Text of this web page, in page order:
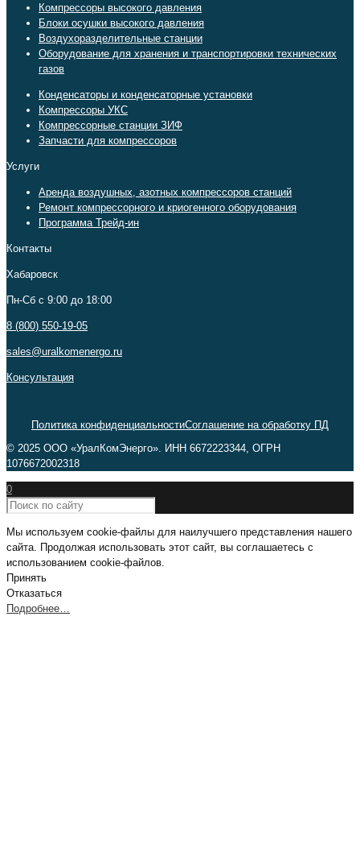
Компрессоры высокого давления
Блоки осушки высокого давления
Воздухоразделительные станции
Оборудование для хранения и транспортировки технических
газов
Конденсаторы и конденсаторные установки
Компрессоры УКС
Компрессорные станции ЗИФ
Запчасти для компрессоров
Услуги
Аренда воздушных, азотных компрессоров станций
Ремонт компрессорного и криогенного оборудования
Программа Трейд-ин
Контакты
Хабаровск
Пн-Сб c 9:00 до 18:00
8 (800) 550-19-05
sales@uralkomenergo.ru
Консультация
Политика конфиденциальностиСоглашение на обработку ПД
© 2025 ООО «УралКомЭнерго». ИНН 6672223344, ОГРН
1076672002318
0
Мы используем cookie-файлы для наилучшего представления нашего
сайта. Продолжая использовать этот сайт, вы соглашаетесь с
использованием cookie-файлов.
Принять
Отказаться
Подробнее…